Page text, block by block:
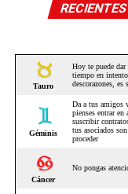
RECIENTES